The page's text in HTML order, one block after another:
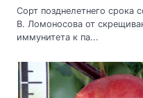
Сорт позднелетнего срока
В. Ломоносова от
иммунитета к па...